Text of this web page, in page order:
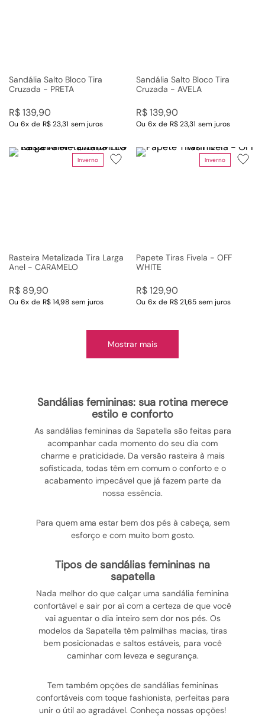
Sandália Salto Bloco Tira
Cruzada - PRETA
R$139,90
Ou 6x de R$ 23,31 sem juros
Sandália Salto Bloco Tira
Cruzada - AVELA
R$139,90
Ou 6x de R$ 23,31 sem juros
Inverno
Rasteira Metalizada Tira Larga
Anel - CARAMELO
R$ 89,90
Ou 6x de R$ 14,98 sem juros
Inverno
Papete Tiras Fivela - OFF
WHITE
R$129,90
Ou 6x de R$ 21,65 sem juros
Mostrar mais
sandálias femininas: sua rotina merece
estilo e conforto
As sandálias femininas da Sapatella são feitas para
acompanhar cada momento do seu dia com
charme e praticidade. Da versão rasteira à mais
sofisticada, todas têm em comum o conforto e o
acabamento impecável que já fazem parte da
nossa essência.
Para quem ama estar bem dos pés à cabeça, sem
esforço e com muito bom gosto.
tipos de sandálias femininas na
sapatella
Nada melhor do que calçar uma sandália feminina
confortável e sair por aí com a certeza de que você
vai aguentar o dia inteiro sem dor nos pés. Os
modelos da Sapatella têm palmilhas macias, tiras
bem posicionadas e saltos estáveis, para você
caminhar com leveza e segurança.
Tem também opções de sandálias femininas
confortáveis com toque fashionista, perfeitas para
unir o útil ao agradável. Conheça nossas opções!